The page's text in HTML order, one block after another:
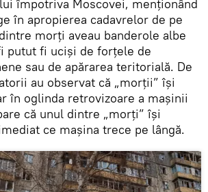
împotriva Moscovei, menționând
în apropierea cadavrelor de pe
morți aveau banderole albe
putut fi uciși de forțele de
sau de apărarea teritorială. De
au observat că „morții” își
în oglinda retrovizoare a mașinii
că unul dintre „morți” își
ce mașina trece pe lângă.